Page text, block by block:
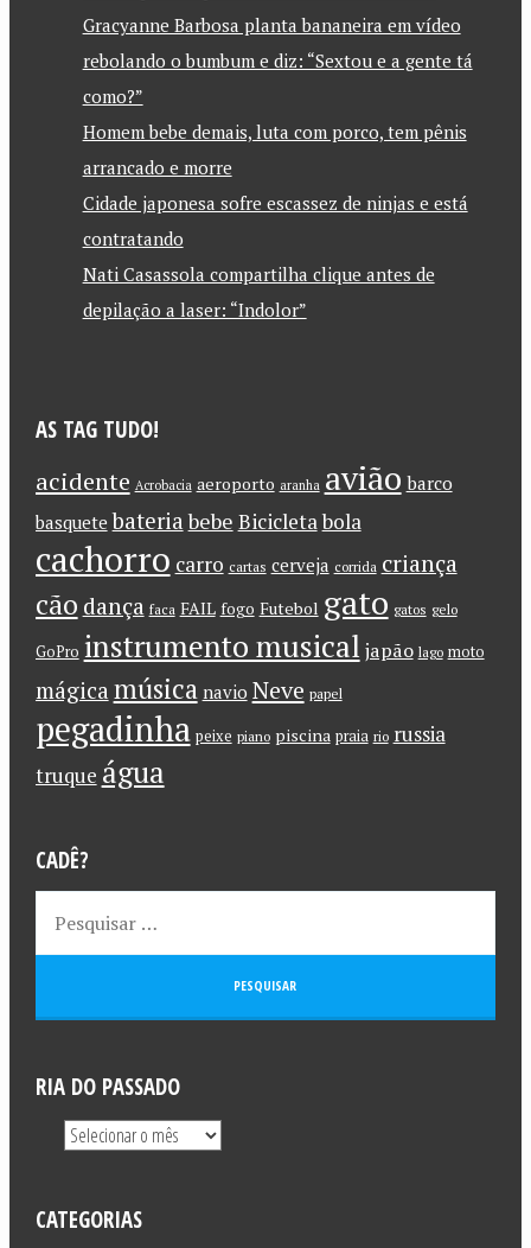
Gracyanne Barbosa planta bananeira em vídeo
rebolando o bumbum e diz: “Sextou e a gente tá
como?”
Homem bebe demais, luta com porco, tem pênis
arrancado e morre
Cidade japonesa sofre escassez de ninjas e está
contratando
Nati Casassola compartilha clique antes de
depilação a laser: “Indolor”
AS TAG TUDO!
acidente Acrobacia aeroporto aranha avião barco
basquete bateria bebe Bicicletabola
cachorro carro cartas cerveja corrida criança
cão dança faca FAIL fogo Futebol gato gatos gelo
GoPro instrumento musical japão lago moto
mágica música navio Neve papel
pegadinha peixe piano piscina praia rio russia
truque água
CADÊ?
RIA DO PASSADO
CATEGORIAS